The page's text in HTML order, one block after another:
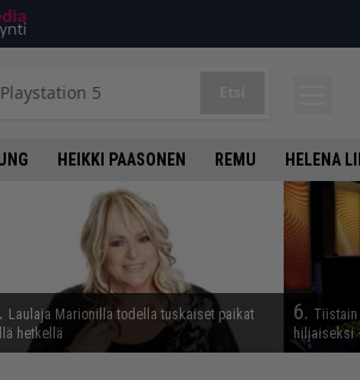
HEIKKI PAASONEN REMU HELENA
Laulaja Marionilla todella tuskaiset paikat
hetkellä
6. Tiistain
hiljaiseksi